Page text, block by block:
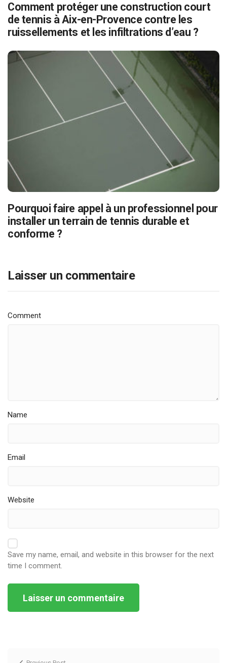
Comment protéger une construction court
de tennis à Aix-en-Provence contre les
ruissellements et les infiltrations d’eau ?
Pourquoi faire appel à un professionnel pour
installer un terrain de tennis durable et
conforme ?
Laisser un commentaire
Comment
Name
Email
Website
Save my name, email, and website in this browser for the next
time I comment.